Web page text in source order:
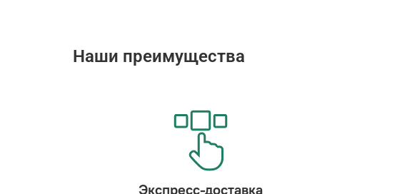
Наши преимущества
Экспресс-доставка